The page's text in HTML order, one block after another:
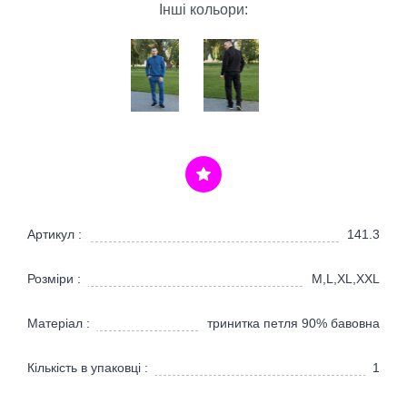
Інші кольори:
Артикул : 141.3
Розміри : M,L,XL,XXL
Матеріал : тринитка петля 90% бавовна
Кількість в упаковці : 1